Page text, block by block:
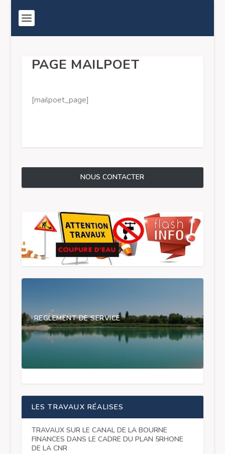
PAGE MAILPOET
[mailpoet_page]
NOUS CONTACTER
REGLEMENT DE SERVICE
LES TRAVAUX RÉALISES
TRAVAUX SUR LE CANAL DE LA BOURNE
FINANCES DANS LE CADRE DU PLAN 5RHONE
DE LA CNR